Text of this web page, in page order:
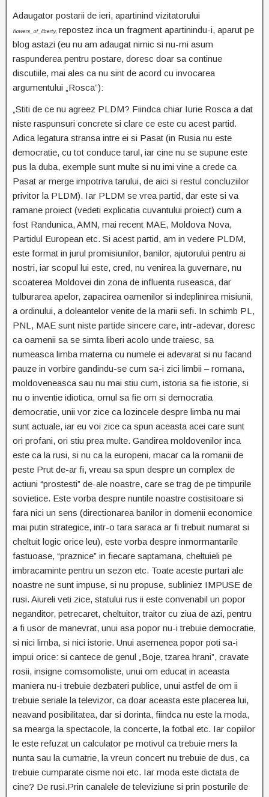
Adaugator postarii de ieri, apartinind vizitatorului
flowers_of_liberty, repostez inca un fragment apartinindu-i, aparut pe
blog astazi (eu nu am adaugat nimic si nu-mi asum
raspunderea pentru postare, doresc doar sa continue
discutiile, mai ales ca nu sint de acord cu invocarea
argumentului „Rosca”):
„Stiti de ce nu agreez PLDM? Fiindca chiar Iurie Rosca a dat
niste raspunsuri concrete si clare ce este cu acest partid.
Adica legatura stransa intre ei si Pasat (in Rusia nu este
democratie, cu tot conduce tarul, iar cine nu se supune este
pus la duba, exemple sunt multe si nu imi vine a crede ca
Pasat ar merge impotriva tarului, de aici si restul concluziilor
privitor la PLDM). Iar PLDM se vrea partid, dar este si va
ramane proiect (vedeti explicatia cuvantului proiect) cum a
fost Randunica, AMN, mai recent MAE, Moldova Nova,
Partidul European etc. Si acest partid, am in vedere PLDM,
este format in jurul promisiunilor, banilor, ajutorului pentru ai
nostri, iar scopul lui este, cred, nu venirea la guvernare, nu
scoaterea Moldovei din zona de influenta ruseasca, dar
tulburarea apelor, zapacirea oamenilor si indeplinirea misiunii,
a ordinului, a doleantelor venite de la marii sefi. In schimb PL,
PNL, MAE sunt niste partide sincere care, intr-adevar, doresc
ca oamenii sa se simta liberi acolo unde traiesc, sa
numeasca limba materna cu numele ei adevarat si nu facand
pauze in vorbire gandindu-se cum sa-i zici limbii – romana,
moldoveneasca sau nu mai stiu cum, istoria sa fie istorie, si
nu o inventie idiotica, omul sa fie om si democratia
democratie, unii vor zice ca lozincele despre limba nu mai
sunt actuale, iar eu voi zice ca spun aceasta acei care sunt
ori profani, ori stiu prea multe. Gandirea moldovenilor inca
este ca la rusi, si nu ca la europeni, macar ca la romanii de
peste Prut de-ar fi, vreau sa spun despre un complex de
actiuni “prostesti” de-ale noastre, care se trag de pe timpurile
sovietice. Este vorba despre nuntile noastre costisitoare si
fara nici un sens (directionarea banilor in domenii economice
mai putin strategice, intr-o tara saraca ar fi trebuit numarat si
cheltuit logic orice leu), este vorba despre inmormantarile
fastuoase, “praznice” in fiecare saptamana, cheltuieli pe
imbracaminte pentru un sezon etc. Toate aceste purtari ale
noastre ne sunt impuse, si nu propuse, subliniez IMPUSE de
rusi. Aiureli veti zice, statului rus ii este convenabil un popor
neganditor, petrecaret, cheltuitor, traitor cu ziua de azi, pentru
a fi usor de manevrat, unui asa popor nu-i trebuie democratie,
si nici limba, si nici istorie. Unui asemenea popor poti sa-i
impui orice: si cantece de genul „Boje, tzarea hrani”, cravate
rosii, insigne comsomoliste, unui om educat in aceasta
maniera nu-i trebuie dezbateri publice, unui astfel de om ii
trebuie seriale la televizor, ca doar aceasta este placerea lui,
neavand posibilitatea, dar si dorinta, fiindca nu este la moda,
sa mearga la spectacole, la concerte, la fotbal etc. Iar copiilor
le este refuzat un calculator pe motivul ca trebuie mers la
nunta sau la cumatrie, la vreun concert nu trebuie de dus, ca
trebuie cumparate cisme noi etc. Iar moda este dictata de
cine? De rusi.Prin canalele de televiziune si prin posturile de